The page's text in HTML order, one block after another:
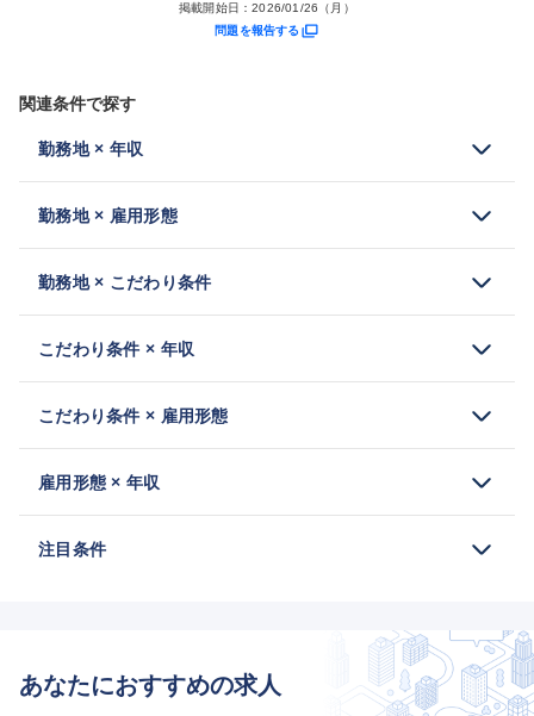
掲載開始日：2026/01/26（月）
問題を報告する
関連条件で探す
勤務地 × 年収
勤務地 × 雇用形態
勤務地 × こだわり条件
こだわり条件 × 年収
こだわり条件 × 雇用形態
雇用形態 × 年収
注目条件
あなたにおすすめの求人